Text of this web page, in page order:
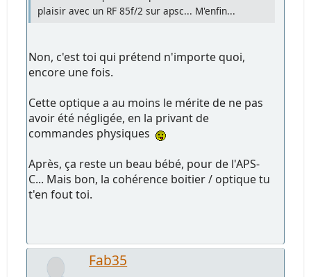
plaisir avec un RF 85f/2 sur apsc... M'enfin...
Non, c'est toi qui prétend n'importe quoi,
encore une fois.
Cette optique a au moins le mérite de ne pas
avoir été négligée, en la privant de
commandes physiques
Après, ça reste un beau bébé, pour de l'APS-
C... Mais bon, la cohérence boitier / optique tu
t'en fout toi.
Fab35